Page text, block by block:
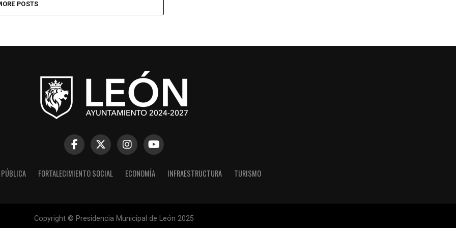
POSTS
FORTALECIMIENTO SOCIAL ECONOMÍA INFRAESTRUCTURA TURISMO
Copyright © Presidencia Municipal de León 2025